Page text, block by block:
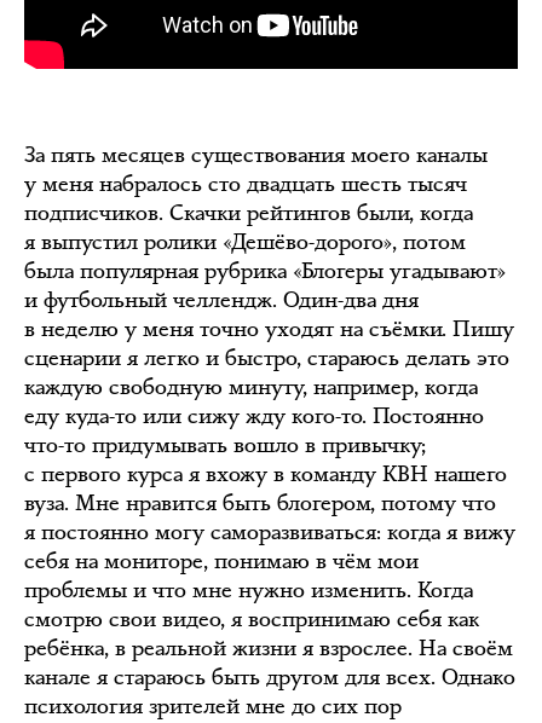
За пять месяцев существования моего каналы
у меня набралось сто двадцать шесть тысяч
подписчиков. Скачки рейтингов были, когда
я выпустил ролики «Дешёво-дорого», потом
была популярная рубрика «Блогеры угадывают»
и футбольный челлендж. Один-два дня
в неделю у меня точно уходят на съёмки. Пишу
сценарии я легко и быстро, стараюсь делать это
каждую свободную минуту, например, когда
еду куда-то или сижу жду кого-то. Постоянно
что-то придумывать вошло в привычку;
с первого курса я вхожу в команду КВН нашего
вуза. Мне нравится быть блогером, потому что
я постоянно могу саморазвиваться: когда я вижу
себя на мониторе, понимаю в чём мои
проблемы и что мне нужно изменить. Когда
смотрю свои видео, я воспринимаю себя как
ребёнка, в реальной жизни я взрослее. На своём
канале я стараюсь быть другом для всех. Однако
психология зрителей мне до сих пор